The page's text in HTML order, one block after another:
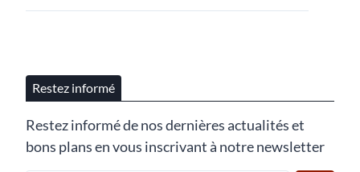
Restez informé
Restez informé de nos dernières actualités et
bons plans en vous inscrivant à notre newsletter